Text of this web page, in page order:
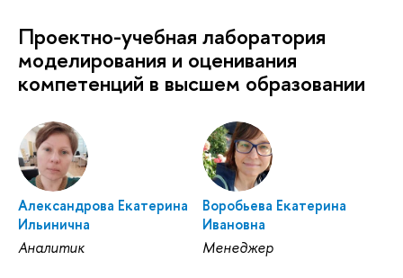
Проектно-учебная лаборатория
моделирования и оценивания
компетенций в высшем образовании
Александрова Екатерина
Ильинична
Аналитик
Воробьева Екатерина
Ивановна
Менеджер